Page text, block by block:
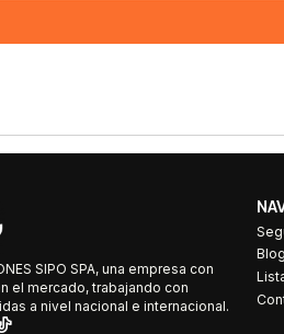
SIPO SPA, una empresa con
el mercado, trabajando con
a nivel nacional e internacional.
Blog